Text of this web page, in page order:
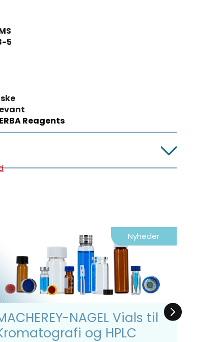
5
Reagents
Nyheder
NAGEL Vials til
og HPLC